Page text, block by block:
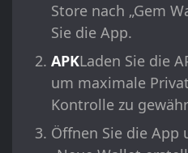
Store nach „Gem
Sie die App.
APKLaden Sie die
um maximale
Kontrolle zu
Öffnen Sie die App